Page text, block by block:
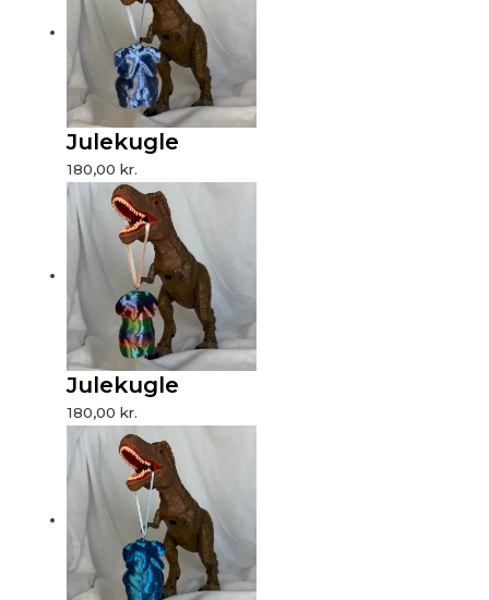
Julekugle
180,00kr.
Julekugle
180,00kr.